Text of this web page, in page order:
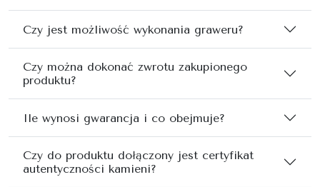
Czy jest możliwość wykonania graweru?
Czy można dokonać zwrotu zakupionego
produktu?
Ile wynosi gwarancja i co obejmuje?
Czy do produktu dołączony jest certyfikat
autentyczności kamieni?